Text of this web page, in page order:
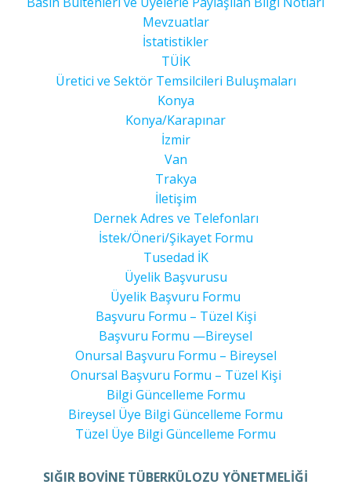
Mevzuatlar
İstatistikler
TÜİK
Üretici ve Sektör Temsilcileri Buluşmaları
Konya
Konya/Karapınar
İzmir
Van
Trakya
İletişim
Dernek Adres ve Telefonları
İstek/Öneri/Şikayet Formu
Tusedad İK
Üyelik Başvurusu
Üyelik Başvuru Formu
Başvuru Formu – Tüzel Kişi
Başvuru Formu —Bireysel
Onursal Başvuru Formu – Bireysel
Onursal Başvuru Formu – Tüzel Kişi
Bilgi Güncelleme Formu
Bireysel Üye Bilgi Güncelleme Formu
Tüzel Üye Bilgi Güncelleme Formu
SIĞIR BOVİNE TÜBERKÜLOZU YÖNETMELİĞİ